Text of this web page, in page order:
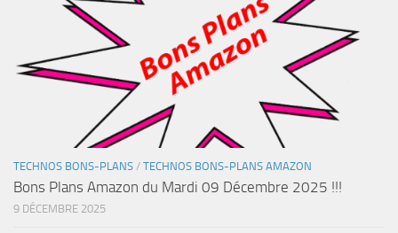
TECHNOS BONS-PLANS / TECHNOS BONS-PLANS AMAZON
Bons Plans Amazon du Mardi 09 Décembre 2025 !!!
9 DÉCEMBRE 2025